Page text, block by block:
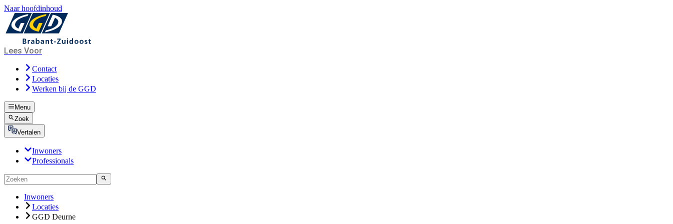
Naar hoofdinhoud
Lees Voor
Contact
Locaties
Werken bij de GGD
Menu
Zoek
Vertalen
Inwoners
Professionals
Inwoners
Locaties
GGD Deurne